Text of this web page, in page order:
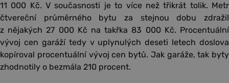
11 000 Kč. V současnosti je to více než třikrát tolik. Metr
čtvereční průměrného bytu za stejnou dobu zdražil
z nějakých 27 000 Kč na takřka 83 000 Kč. Procentuální
vývoj cen garáží tedy v uplynulých deseti letech doslova
kopíroval procentuální vývoj cen bytů. Jak garáže, tak byty
zhodnotily o bezmála 210 procent.